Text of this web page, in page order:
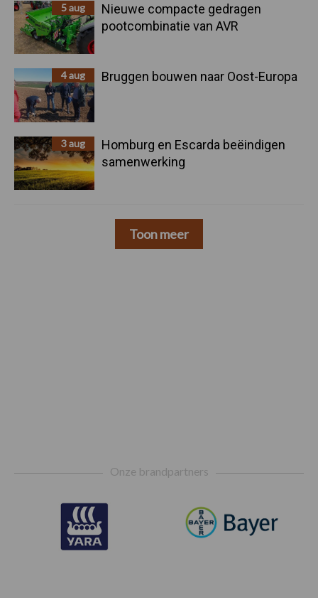
5 aug
Nieuwe compacte gedragen
pootcombinatie van AVR
4 aug Bruggen bouwen naar Oost-Europa
3 aug
Homburg en Escarda beëindigen
samenwerking
Toon meer
Onze brandpartners